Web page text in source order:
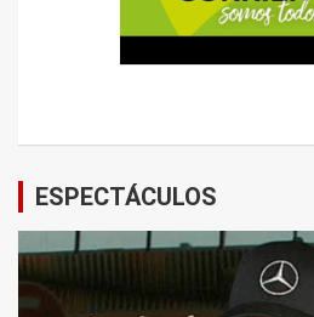
ESPECTÁCULOS